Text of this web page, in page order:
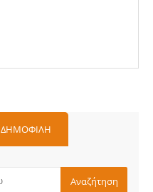
ΔΗΜΟΦΙΛΗ